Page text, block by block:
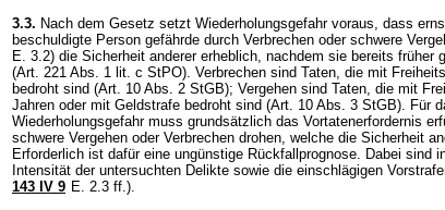
3.3. Nach dem Gesetz setzt Wiederholungsgefahr voraus, dass
beschuldigte Person gefährde durch Verbrechen oder schwere
E. 3.2) die Sicherheit anderer erheblich, nachdem sie bereits früher
(Art. 221 Abs. 1 lit. c StPO). Verbrechen sind Taten, die mit
bedroht sind (Art. 10 Abs. 2 StGB); Vergehen sind Taten, die mit
Jahren oder mit Geldstrafe bedroht sind (Art. 10 Abs. 3 StGB). Für
Wiederholungsgefahr muss grundsätzlich das Vortatenerfordernis
schwere Vergehen oder Verbrechen drohen, welche die Sicherheit
Erforderlich ist dafür eine ungünstige Rückfallprognose. Dabei sind
Intensität der untersuchten Delikte sowie die einschlägigen
143 IV 9 E. 2.3 ff.).